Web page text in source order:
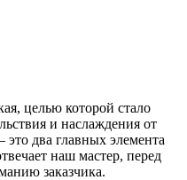
целью которой стало
и наслаждения от
два главных элемента
наш мастер, перед
заказчика.